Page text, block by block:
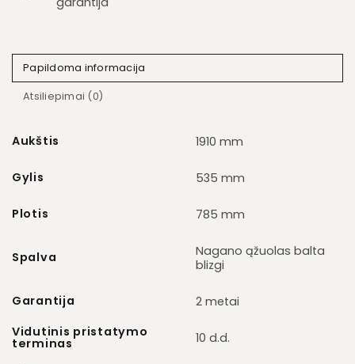
Papildoma informacija
Atsiliepimai (0)
Aukštis 1910 mm
Gylis 535 mm
Plotis 785 mm
Spalva
Nagano ąžuolas balta
blizgi
Garantija
2 metai
Vidutinis pristatymo
terminas 10 d.d.